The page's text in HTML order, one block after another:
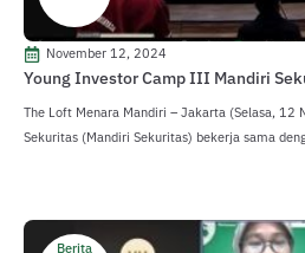
November 12, 2024
Young Investor Camp III Mandiri
The Loft Menara Mandiri – Jakarta (Selasa, 12
Sekuritas (Mandiri Sekuritas) bekerja sama
Berita